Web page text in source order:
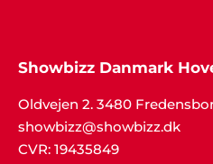
Showbizz Danmark
Oldvejen 2. 3480
showbizz@showbizz.dk
CVR: 19435849